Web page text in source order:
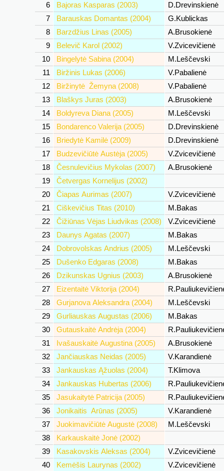
6
Bajoras Kasparas (2003)
D.Drevinskienė
7
Barauskas Domantas (2004)
G.Kublickas
8
Barzdžius Linas (2005)
A.Brusokienė
9
Belevič Karol (2002)
V.Zvicevičienė
10
Bingelytė Sabina (2004)
M.Leščevski
11
Biržinis Lukas (2006)
V.Pabalienė
12
Biržinytė Žemyna (2008)
V.Pabalienė
13
Blaškys Juras (2003)
A.Brusokienė
14
Boldyreva Diana (2005)
M.Leščevski
15
Bondarenco Valerija (2005)
D.Drevinskienė
16
Briedytė Kamilė (2009)
D.Drevinskienė
17
Budzevičiūtė Austėja (2005)
V.Zvicevičienė
18
Česnulevičius Mykolas (2007)
A.Brusokienė
19
Četvergas Kornelijus (2002)
20
Čiapas Aurimas (2007)
V.Zvicevičienė
21
Ciškevičius Titas (2010)
M.Bakas
22
Čižiūnas Vėjas Liudvikas (2008)
V.Zvicevičienė
23
Daunys Agatas (2007)
M.Bakas
24
Dobrovolskas Andrius (2005)
M.Leščevski
25
Dušenko Edgaras (2008)
M.Bakas
26
Dzikunskas Ugnius (2003)
A.Brusokienė
27
Eizentaitė Viktorija (2004)
28
Gurjanova Aleksandra (2004)
M.Leščevski
29
Gurliauskas Augustas (2006)
M.Bakas
30
Gutauskaitė Andrėja (2004)
31
Ivašauskaitė Augustina (2005)
A.Brusokienė
32
Jančiauskas Neidas (2005)
V.Karandienė
33
Jankauskas Ąžuolas (2004)
T.Klimova
34
Jankauskas Hubertas (2006)
35
Jasukaitytė Patricija (2005)
36
Jonikaitis Arūnas (2005)
V.Karandienė
37
Juokimavičiūtė Augustė (2008)
M.Leščevski
38
Karkauskaitė Jonė (2002)
39
Kasakovskis Aleksas (2004)
V.Zvicevičienė
40
Kemėšis Laurynas (2002)
V.Zvicevičienė